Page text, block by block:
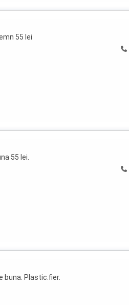
55 lei
55 lei.
buna. Plastic.fier.